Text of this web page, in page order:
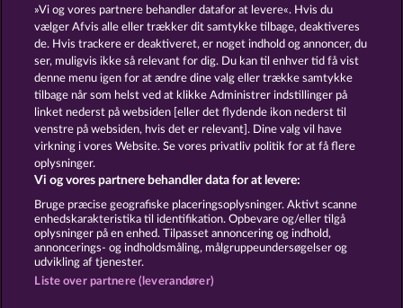
LUCKY PHARAOH WILD RAMSES BOOK
Vilkår og betingelser Datasikkerhed
Kontakt
Indsend anmodning om tilbagetrækning
»Vi og vores partnere behandler datafor at levere«. Hvis du
vælger Afvis alle eller trækker dit samtykke tilbage, deaktiveres
de. Hvis trackere er deaktiveret, er noget indhold og annoncer, du
ser, muligvis ikke så relevant for dig. Du kan til enhver tid få vist
denne menu igen for at ændre dine valg eller trække samtykke
tilbage når som helst ved at klikke Administrer indstillinger på
linket nederst på websiden [eller det flydende ikon nederst til
venstre på websiden, hvis det er relevant]. Dine valg vil have
virkning i vores Website. Se vores privatliv politik for at få flere
oplysninger.
Vi og vores partnere behandler data for at levere:
Bruge præcise geografiske placeringsoplysninger. Aktivt scanne
enhedskarakteristika til identifikation. Opbevare og/eller tilgå
oplysninger på en enhed. Tilpasset annoncering og indhold,
annoncerings- og indholdsmåling, målgruppeundersøgelser og
udvikling af tjenester.
Liste over partnere (leverandører)